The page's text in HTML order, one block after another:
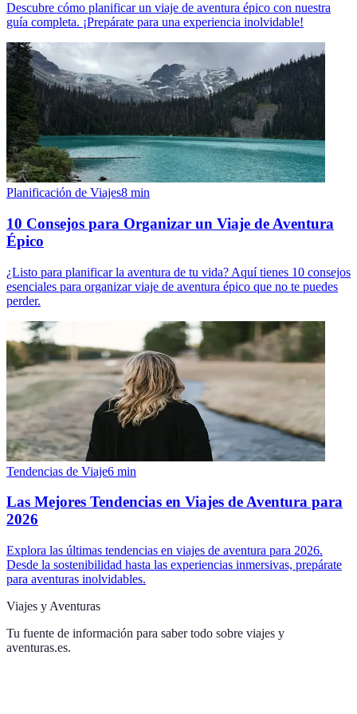
Descubre cómo planificar un viaje de aventura épico con nuestra
guía completa. ¡Prepárate para una experiencia inolvidable!
Planificación de Viajes8 min
10 Consejos para Organizar un Viaje de Aventura
Épico
¿Listo para planificar la aventura de tu vida? Aquí tienes 10 consejos
esenciales para organizar viaje de aventura épico que no te puedes
perder.
Tendencias de Viaje6 min
Las Mejores Tendencias en Viajes de Aventura para
2026
Explora las últimas tendencias en viajes de aventura para 2026.
Desde la sostenibilidad hasta las experiencias inmersivas, prepárate
para aventuras inolvidables.
Viajes y Aventuras
Tu fuente de información para saber todo sobre viajes y
aventuras.es.